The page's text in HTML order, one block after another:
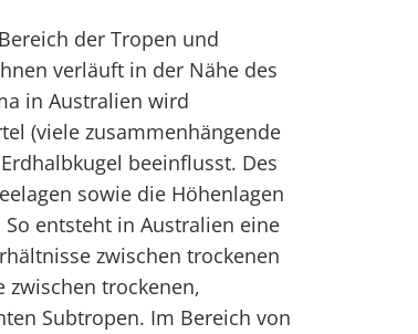
der Tropen und
verläuft in der Nähe des
in Australien wird
(viele zusammenhängende
beeinflusst. Des
sowie die Höhenlagen
entsteht in Australien eine
zwischen trockenen
trockenen,
Subtropen. Im Bereich von